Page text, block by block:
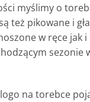
myślimy o
też pikowane i
w ręce jak
na torebce